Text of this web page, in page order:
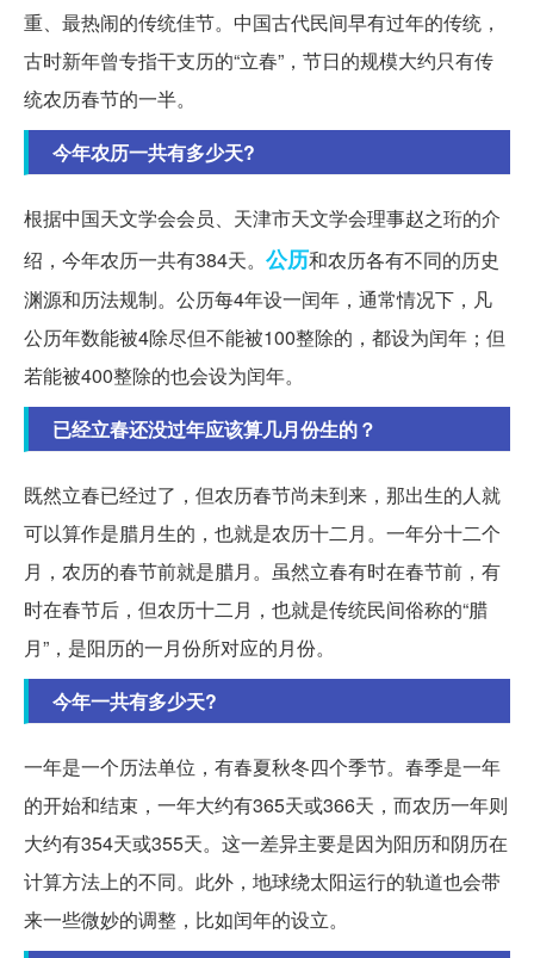
重、最热闹的传统佳节。中国古代民间早有过年的传统，
古时新年曾专指干支历的“立春”，节日的规模大约只有传
统农历春节的一半。
今年农历一共有多少天?
根据中国天文学会会员、天津市天文学会理事赵之珩的介
绍，今年农历一共有384天。 公历和农历各有不同的历史
渊源和历法规制。公历每4年设一闰年，通常情况下，凡
公历年数能被4除尽但不能被100整除的，都设为闰年；但
若能被400整除的也会设为闰年。
已经立春还没过年应该算几月份生的？
既然立春已经过了，但农历春节尚未到来，那出生的人就
可以算作是腊月生的，也就是农历十二月。一年分十二个
月，农历的春节前就是腊月。虽然立春有时在春节前，有
时在春节后，但农历十二月，也就是传统民间俗称的“腊
月”，是阳历的一月份所对应的月份。
今年一共有多少天?
一年是一个历法单位，有春夏秋冬四个季节。春季是一年
的开始和结束，一年大约有365天或366天，而农历一年则
大约有354天或355天。这一差异主要是因为阳历和阴历在
计算方法上的不同。此外，地球绕太阳运行的轨道也会带
来一些微妙的调整，比如闰年的设立。